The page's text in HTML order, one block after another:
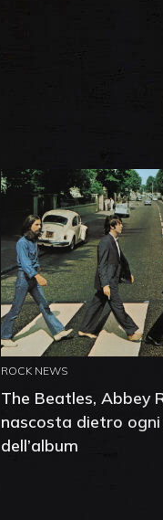
ROCK NEWS
The Beatles, Abbey
nascosta dietro ogni
dell’album